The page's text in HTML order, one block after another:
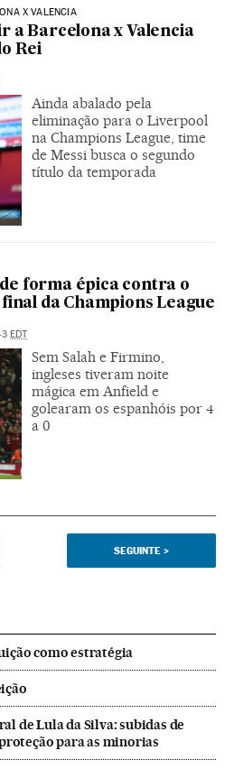
X VALENCIA
a Barcelona x Valencia
Rei
Ainda abalado pela
eliminação para o Liverpool
na Champions League, time
de Messi busca o segundo
título da temporada
forma épica contra o
da Champions League
EDT
Sem Salah e Firmino,
ingleses tiveram noite
mágica em Anfield e
golearam os espanhóis por 4
a 0
SEGUINTE >
como estratégia
de Lula da Silva: subidas de
para as minorias